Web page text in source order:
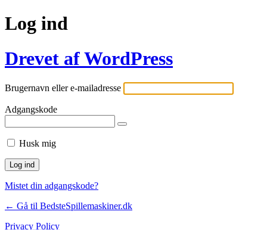
Log ind
Drevet af WordPress
Brugernavn eller e-mailadresse
Adgangskode
Husk mig
Mistet din adgangskode?
← Gå til BedsteSpillemaskiner.dk
Privacy Policy